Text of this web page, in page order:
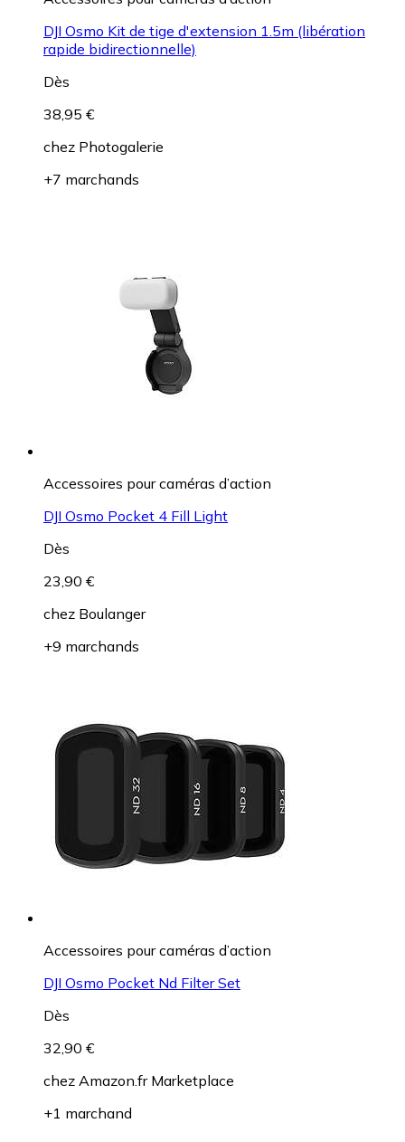
DJI Osmo Kit de tige d'extension 1.5m (libération
rapide bidirectionnelle)
Dès
38,95 €
chez Photogalerie
+7 marchands
Accessoires pour caméras d’action
DJI Osmo Pocket 4 Fill Light
Dès
23,90 €
chez Boulanger
+9 marchands
Accessoires pour caméras d’action
DJI Osmo Pocket Nd Filter Set
Dès
32,90 €
chez Amazon.fr Marketplace
+1 marchand